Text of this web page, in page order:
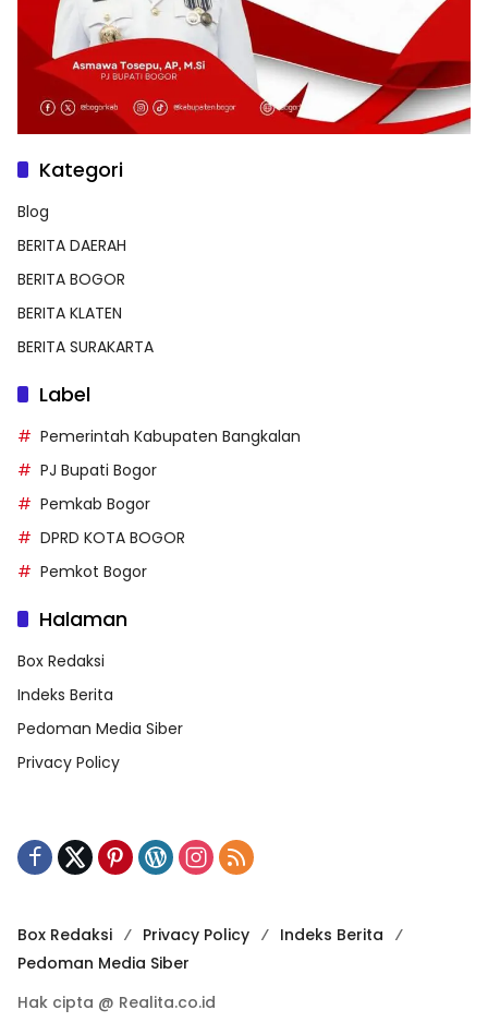
Kategori
Blog
BERITA DAERAH
BERITA BOGOR
BERITA KLATEN
BERITA SURAKARTA
Label
Pemerintah Kabupaten Bangkalan
PJ Bupati Bogor
Pemkab Bogor
DPRD KOTA BOGOR
Pemkot Bogor
Halaman
Box Redaksi
Indeks Berita
Pedoman Media Siber
Privacy Policy
Box Redaksi Privacy Policy
Indeks Berita
Pedoman Media Siber
Hak cipta @ Realita.co.id